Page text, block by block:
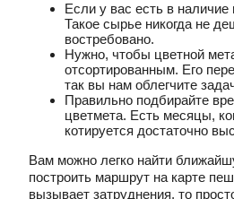
Если у вас есть в
Такое сырье никогда не
востребовано.
Нужно, чтобы цветной
отсортированным. Его
так вы нам облегчите
Правильно подбирайте
цветмета. Есть месяцы,
котируется достаточно
Вам можно легко найти
построить маршрут на карте
вызывает затруднения, то